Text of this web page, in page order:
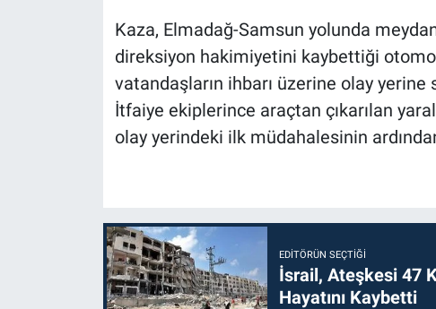
Kaza, Elmadağ-Samsun yolunda
direksiyon hakimiyetini kaybettiği
vatandaşların ihbarı üzerine olay
İtfaiye ekiplerince araçtan çıkarılan
olay yerindeki ilk müdahalesinin
EDITÖRÜN SEÇTIĞI
İsrail, Ateşkesi 47
Hayatını Kaybetti